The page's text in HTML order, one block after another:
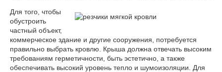
Для того, чтобы
обустроить
частный объект,
коммерческое здание и другие сооружения, потребуется
правильно выбрать кровлю. Крыша должна отвечать высоким
требованиям герметичности, быть эстетично, а также
обеспечивать высокий уровень тепло и шумоизоляции. Для